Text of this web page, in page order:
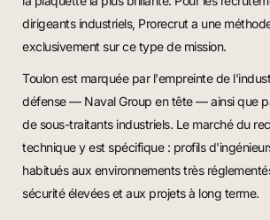
dirigeants industriels, Prorecrut a une
exclusivement sur ce type de mission.
Toulon est marquée par l'empreinte de
défense — Naval Group en tête — ainsi que
de sous-traitants industriels. Le marché du
technique y est spécifique : profils
habitués aux environnements très
sécurité élevées et aux projets à long terme.